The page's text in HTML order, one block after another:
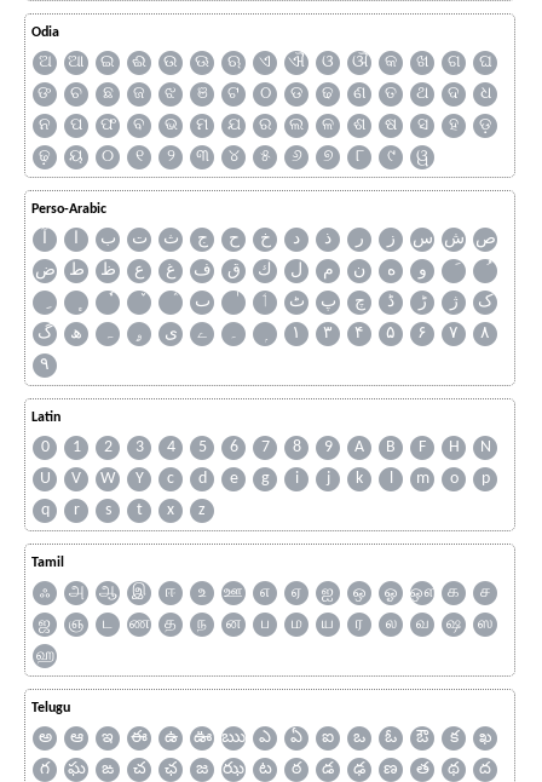
Odia
ଅ ଆ ଇ ଈ ଉ ଊ ଋ ଏ ଐ ଓ ଔ କ ଖ ଗ
ଘ
ଙ
ଚ ଛ ଜ ଝ ଞ ଟ ଠ ଡ ଢ ଣ ତ ଥ ଦ
ଧ
ନ
ପ ଫ ବ ଭ ମ ଯ ର ଲ ଳ ଶ ଷ ସ ହ
ଡ଼
ଢ଼
ୟ ୦ ୧ ୨ ୩ ୪ ୫ ୬ ୭ ୮ ୯ ୱ
Perso-Arabic
آ ا ب ت ث ج ح خ د ذ ر ز س ش ص
ض
ط ظ ع غ ف ق ك ل م ن ه
و
ٮ
ٲ ٹ پ چ ڈ ڑ ژ
ک
گ
ھ ہ ۄ ی ے ۔ ۱ ۳ ۴ ۵ ۶ ۷
۸
۹
Latin
0 1 2 3 4 5 6 7 8 9 A B F H
N
U
V W Y c d e g i j k l m o
p
q
r s t x z
Tamil
ஃ அ ஆ இ ஈ உ ஊ எ ஏ ஐ ஒ ஓ ஔ க
ச
ஜ
ஞ ட ண த ந ன ப ம ய ர ல வ ஷ
ஸ
ஹ
Telugu
అ ఆ ఇ ఈ ఉ ఊ ఋ ఎ ఏ ఐ ఒ ఓ ఔ క
ఖ
గ
ఘ ఙ చ ఛ జ ఝ ట ఠ డ ఢ ణ త థ
ద